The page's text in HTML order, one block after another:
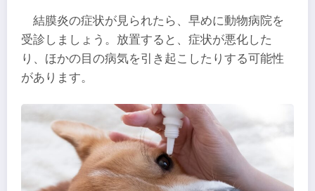
結膜炎の症状が見られたら、早めに動物病院を
受診しましょう。放置すると、症状が悪化した
り、ほかの目の病気を引き起こしたりする可能性
があります。